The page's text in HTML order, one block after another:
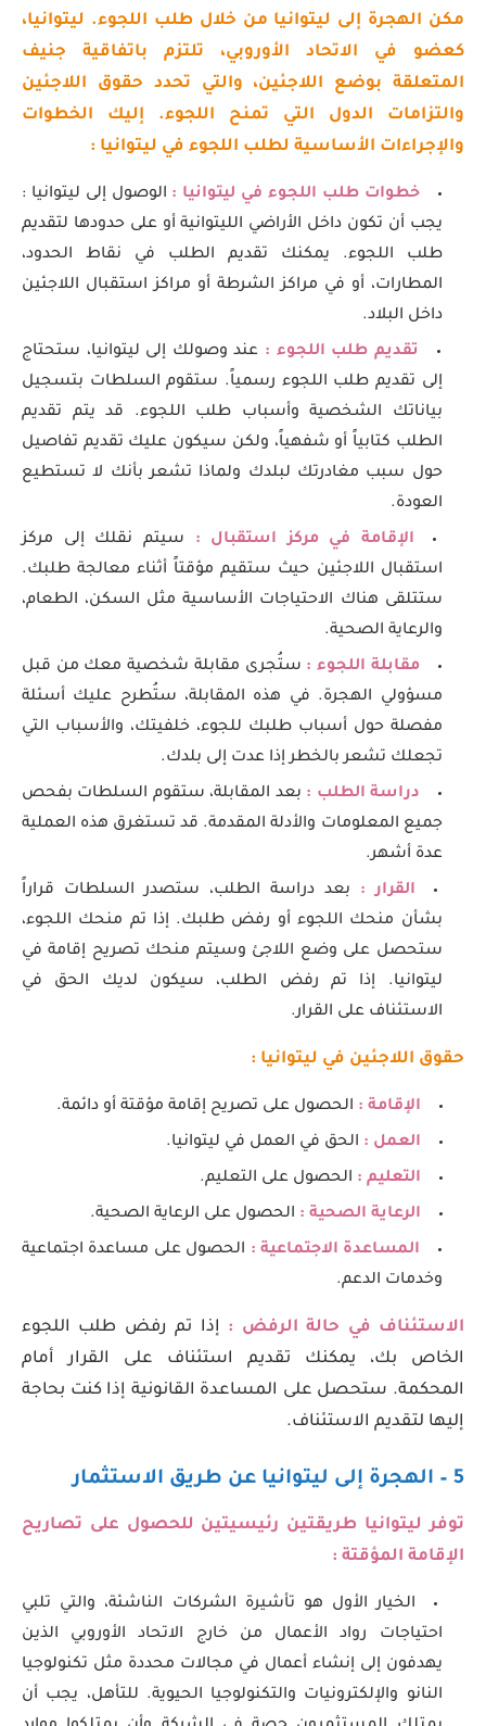
مكن الهجرة إلى ليتوانيا من خلال طلب اللجوء. ليتوانيا،
كعضو في الاتحاد الأوروبي، تلتزم باتفاقية جنيف
المتعلقة بوضع اللاجئين، والتي تحدد حقوق اللاجئين
والتزامات الدول التي تمنح اللجوء. إليك الخطوات
والإجراءات الأساسية لطلب اللجوء في ليتوانيا :
خطوات طلب اللجوء في ليتوانيا : الوصول إلى ليتوانيا :
يجب أن تكون داخل الأراضي الليتوانية أو على حدودها لتقديم
طلب اللجوء. يمكنك تقديم الطلب في نقاط الحدود،
المطارات، أو في مراكز الشرطة أو مراكز استقبال اللاجئين
داخل البلاد.
تقديم طلب اللجوء : عند وصولك إلى ليتوانيا، ستحتاج
إلى تقديم طلب اللجوء رسمياً. ستقوم السلطات بتسجيل
بياناتك الشخصية وأسباب طلب اللجوء. قد يتم تقديم
الطلب كتابياً أو شفهياً، ولكن سيكون عليك تقديم تفاصيل
حول سبب مغادرتك لبلدك ولماذا تشعر بأنك لا تستطيع
العودة.
الإقامة في مركز استقبال : سيتم نقلك إلى مركز
استقبال اللاجئين حيث ستقيم مؤقتاً أثناء معالجة طلبك.
ستتلقى هناك الاحتياجات الأساسية مثل السكن، الطعام،
والرعاية الصحية.
مقابلة اللجوء : ستُجرى مقابلة شخصية معك من قبل
مسؤولي الهجرة. في هذه المقابلة، ستُطرح عليك أسئلة
مفصلة حول أسباب طلبك للجوء، خلفيتك، والأسباب التي
تجعلك تشعر بالخطر إذا عدت إلى بلدك.
دراسة الطلب : بعد المقابلة، ستقوم السلطات بفحص
جميع المعلومات والأدلة المقدمة. قد تستغرق هذه العملية
عدة أشهر.
القرار : بعد دراسة الطلب، ستصدر السلطات قراراً
بشأن منحك اللجوء أو رفض طلبك. إذا تم منحك اللجوء،
ستحصل على وضع اللاجئ وسيتم منحك تصريح إقامة في
ليتوانيا. إذا تم رفض الطلب، سيكون لديك الحق في
الاستئناف على القرار.
حقوق اللاجئين في ليتوانيا :
الإقامة : الحصول على تصريح إقامة مؤقتة أو دائمة.
العمل : الحق في العمل في ليتوانيا.
التعليم : الحصول على التعليم.
الرعاية الصحية : الحصول على الرعاية الصحية.
المساعدة الاجتماعية : الحصول على مساعدة اجتماعية
وخدمات الدعم.
الاستئناف في حالة الرفض : إذا تم رفض طلب اللجوء
الخاص بك، يمكنك تقديم استئناف على القرار أمام
المحكمة. ستحصل على المساعدة القانونية إذا كنت بحاجة
إليها لتقديم الاستئناف.
5 – الهجرة إلى ليتوانيا عن طريق الاستثمار
توفر ليتوانيا طريقتين رئيسيتين للحصول على تصاريح
الإقامة المؤقتة :
الخيار الأول هو تأشيرة الشركات الناشئة، والتي تلبي
احتياجات رواد الأعمال من خارج الاتحاد الأوروبي الذين
يهدفون إلى إنشاء أعمال في مجالات محددة مثل تكنولوجيا
النانو والإلكترونيات والتكنولوجيا الحيوية. للتأهل، يجب أن